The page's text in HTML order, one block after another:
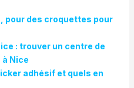
pour des croquettes pour
: trouver un centre de
Nice
adhésif et quels en